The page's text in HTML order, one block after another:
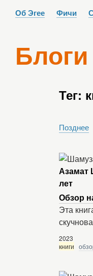
Об Эгее Фичи
Блоги
Тег:
Позднее
Азамат
лет
Обзор
Эта
2023
книги